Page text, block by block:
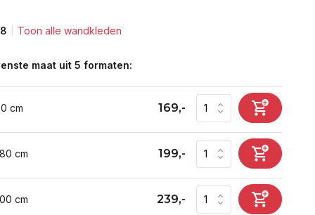
Toon alle wandkleden
maat uit 5 formaten:
cm 169,-
cm 199,-
cm 239,-